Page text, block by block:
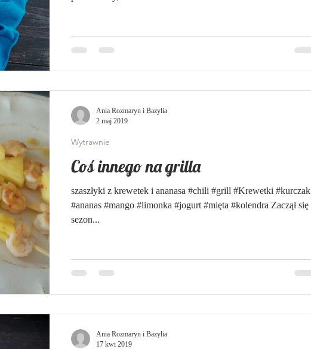
Coś innego na grilla
szaszłyki z krewetek i ananasa #chili #grill #Krewetki #kurczak
#ananas #mango #limonka #jogurt #mięta #kolendra Zaczął się
sezon...
Wytrawnie
Ania Rozmaryn i Bazylia
2 maj 2019
Ania Rozmaryn i Bazylia
17 kwi 2019